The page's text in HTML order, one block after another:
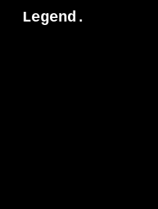
Legend.